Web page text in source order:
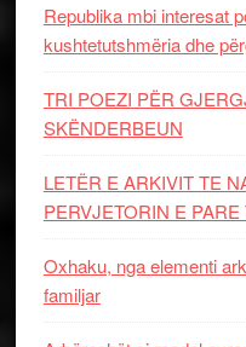
Republika mbi interesat
kushtetutshmëria dhe
TRI POEZI PËR
SKËNDERBEUN
LETËR E ARKIVIT TE
PERVJETORIN E
Oxhaku, nga elementi
familjar